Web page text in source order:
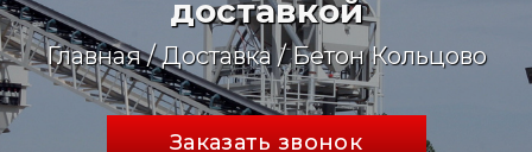
доставкой
Главная/Доставка/Бетон Кольцово
Заказать звонок